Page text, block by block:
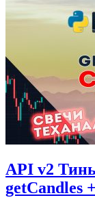
API v2
getCandles